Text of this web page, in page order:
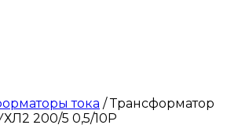
тока / Трансформатор
200/5 0,5/10Р